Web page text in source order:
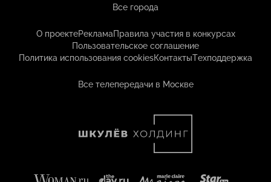
Все города
О проектеРекламаПравила участия в конкурсах
Пользовательское соглашение
Политика использования cookiesКонтактыТехподдержка
Все телепередачи в Москве